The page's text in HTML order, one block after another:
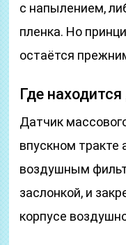
с напылением,
пленка. Но
остаётся
Где
Датчик
впускном
воздушным
заслонкой, и
корпусе